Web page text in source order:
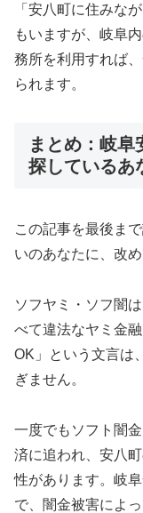
「安八町に住みな
もいますが、岐阜
務所を利用すれば
られます。
まとめ：岐阜
探しているあ
この記事を最後ま
いのあなたに、改
ソフヤミ・ソフ闇
べて違法なヤミ金
OK」という文言は
ぎません。
一度でもソフト闇
済に追われ、安八
性があります。岐
で、闇金被害によ